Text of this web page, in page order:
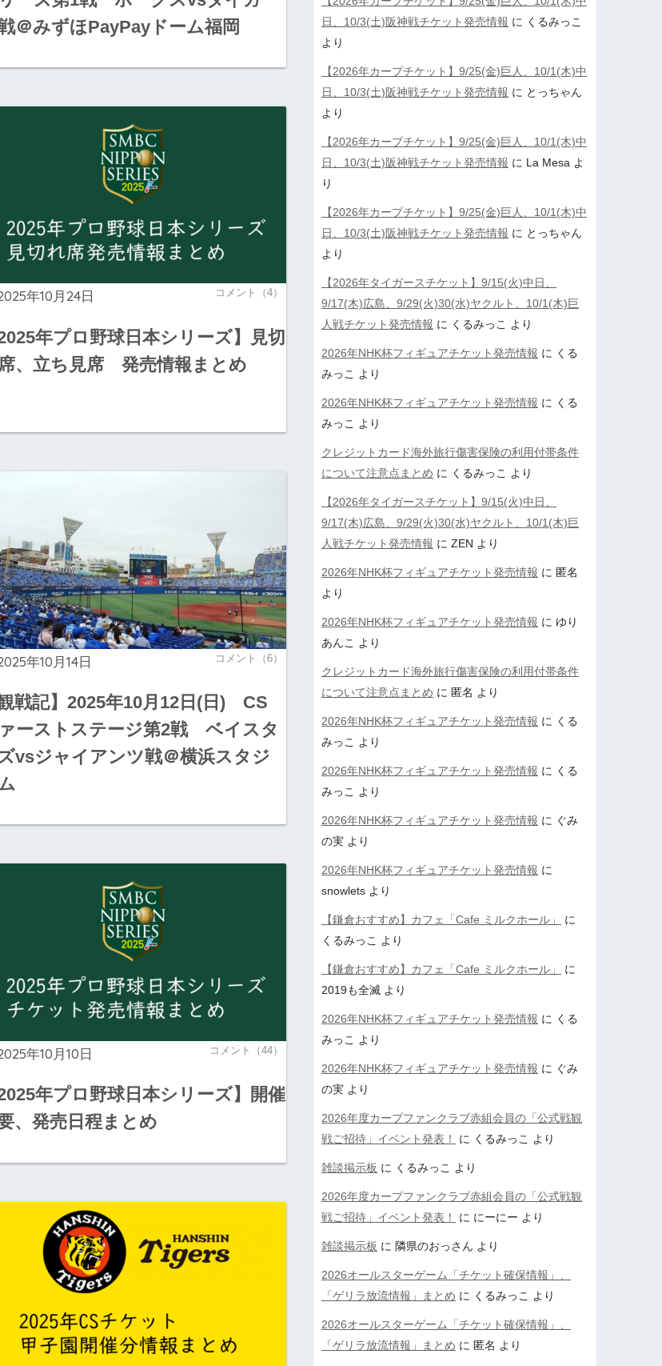
＠みずほPayPayドーム福岡
年10月24日 コメント（4）
2025年プロ野球日本シリーズ】見切
、立ち見席 発売情報まとめ
年10月14日 コメント（6）
観戦記】2025年10月12日(日) CS
ーストステージ第2戦 ベイスタ
vsジャイアンツ戦＠横浜スタジ
年10月10日 コメント（44）
2025年プロ野球日本シリーズ】開催
、発売日程まとめ
日、10/3(土)阪神戦チケット発売情報 に くるみっこ
より
【2026年カープチケット】9/25(金)巨人、10/1(木)中
日、10/3(土)阪神戦チケット発売情報 に とっちゃん
より
【2026年カープチケット】9/25(金)巨人、10/1(木)中
日、10/3(土)阪神戦チケット発売情報 に La Mesa よ
り
【2026年カープチケット】9/25(金)巨人、10/1(木)中
日、10/3(土)阪神戦チケット発売情報 に とっちゃん
より
【2026年タイガースチケット】9/15(火)中日、
9/17(木)広島、9/29(火)30(水)ヤクルト、10/1(木)巨
人戦チケット発売情報 に くるみっこ より
2026年NHK杯フィギュアチケット発売情報 に くる
みっこ より
2026年NHK杯フィギュアチケット発売情報 に くる
みっこ より
クレジットカード海外旅行傷害保険の利用付帯条件
について注意点まとめ に くるみっこ より
【2026年タイガースチケット】9/15(火)中日、
9/17(木)広島、9/29(火)30(水)ヤクルト、10/1(木)巨
人戦チケット発売情報 に ZEN より
2026年NHK杯フィギュアチケット発売情報 に 匿名
より
2026年NHK杯フィギュアチケット発売情報 に ゆり
あんこ より
クレジットカード海外旅行傷害保険の利用付帯条件
について注意点まとめ に 匿名 より
2026年NHK杯フィギュアチケット発売情報 に くる
みっこ より
2026年NHK杯フィギュアチケット発売情報 に くる
みっこ より
2026年NHK杯フィギュアチケット発売情報 に ぐみ
の実 より
2026年NHK杯フィギュアチケット発売情報 に
snowlets より
【鎌倉おすすめ】カフェ「Cafe ミルクホール」
に
くるみっこ より
【鎌倉おすすめ】カフェ「Cafe ミルクホール」
に
2019も全滅 より
2026年NHK杯フィギュアチケット発売情報 に くる
みっこ より
2026年NHK杯フィギュアチケット発売情報 に ぐみ
の実 より
2026年度カープファンクラブ赤組会員の「公式戦観
戦ご招待」イベント発表！
に くるみっこ より
雑談掲示板 に くるみっこ より
2026年度カープファンクラブ赤組会員の「公式戦観
戦ご招待」イベント発表！
に にーにー より
雑談掲示板 に 隣県のおっさん より
2026オールスターゲーム「チケット確保情報」、
「ゲリラ放流情報」まとめ に くるみっこ より
2026オールスターゲーム「チケット確保情報」、
「ゲリラ放流情報」まとめ に 匿名 より